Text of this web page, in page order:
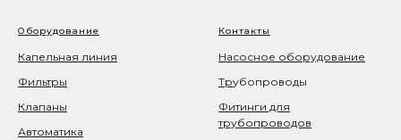
Оборудование
Капельная линия
Фильтры
Клапаны
Автоматика
Контакты
Насосное оборудование
Трубопроводы
Фитинги для
трубопроводов